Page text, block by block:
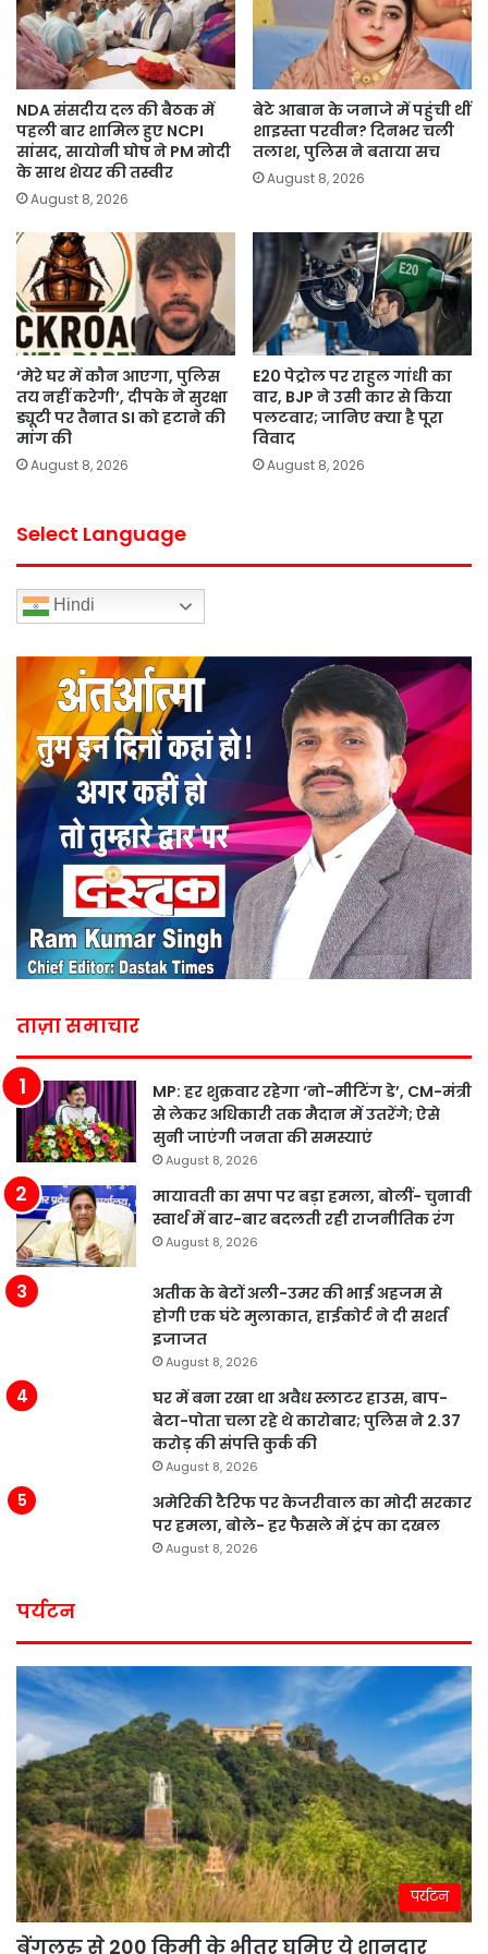
NDA संसदीय दल की बैठक में
पहली बार शामिल हुए NCPI
सांसद, सायोनी घोष ने PM मोदी
के साथ शेयर की तस्वीर
August 8, 2026
बेटे आबान के जनाजे में पहुंची थीं
शाइस्ता परवीन? दिनभर चली
तलाश, पुलिस ने बताया सच
August 8, 2026
‘मेरे घर में कौन आएगा, पुलिस
तय नहीं करेगी’, दीपके ने सुरक्षा
ड्यूटी पर तैनात SI को हटाने की
मांग की
August 8, 2026
E20 पेट्रोल पर राहुल गांधी का
वार, BJP ने उसी कार से किया
पलटवार; जानिए क्या है पूरा
विवाद
August 8, 2026
Select Language
Hindi
ताज़ा समाचार
MP: हर शुक्रवार रहेगा ‘नो-मीटिंग डे’, CM-मंत्री
से लेकर अधिकारी तक मैदान में उतरेंगे; ऐसे
सुनी जाएंगी जनता की समस्याएं
August 8, 2026
मायावती का सपा पर बड़ा हमला, बोलीं- चुनावी
स्वार्थ में बार-बार बदलती रही राजनीतिक रंग
August 8, 2026
अतीक के बेटों अली-उमर की भाई अहजम से
होगी एक घंटे मुलाकात, हाईकोर्ट ने दी सशर्त
इजाजत
August 8, 2026
घर में बना रखा था अवैध स्लाटर हाउस, बाप-
बेटा-पोता चला रहे थे कारोबार; पुलिस ने 2.37
करोड़ की संपत्ति कुर्क की
August 8, 2026
अमेरिकी टैरिफ पर केजरीवाल का मोदी सरकार
पर हमला, बोले- हर फैसले में ट्रंप का दखल
August 8, 2026
पर्यटन
पर्यटन
बेंगलुरु से 200 किमी के भीतर घूमिए ये शानदार